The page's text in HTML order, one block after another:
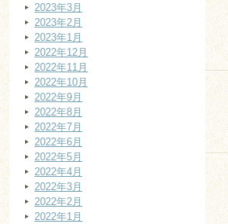
2023年3月
2023年2月
2023年1月
2022年12月
2022年11月
2022年10月
2022年9月
2022年8月
2022年7月
2022年6月
2022年5月
2022年4月
2022年3月
2022年2月
2022年1月